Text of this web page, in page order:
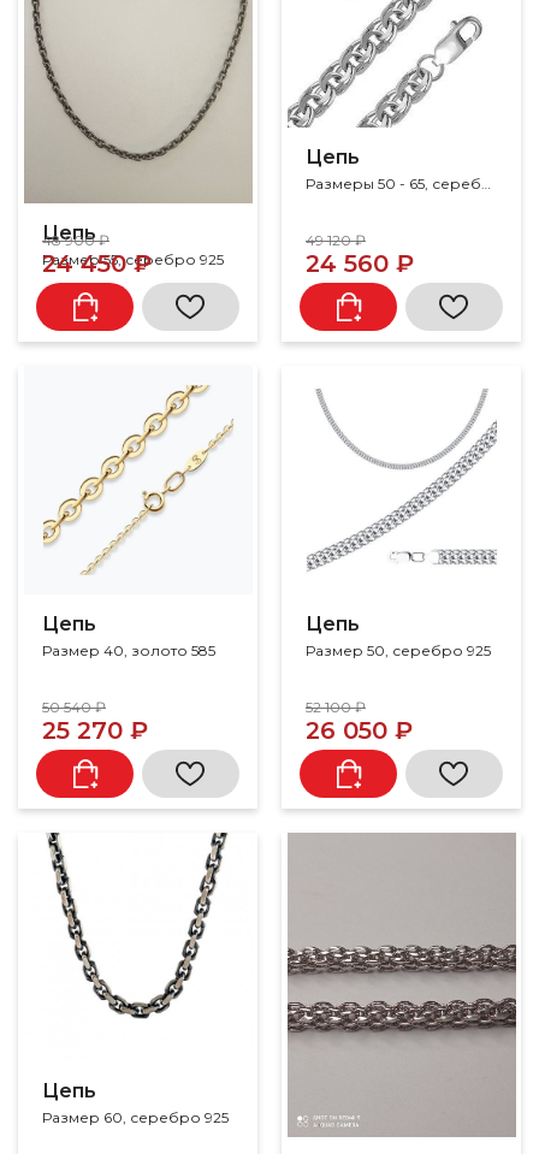
Цепь
Размер 55, серебро 925
48 900 ₽
24 450 ₽
Цепь
Размеры 50 - 65, серебро 925
49 120 ₽
24 560 ₽
Цепь
Размер 40, золото 585
50 540 ₽
25 270 ₽
Цепь
Размер 50, серебро 925
52 100 ₽
26 050 ₽
Цепь
Размер 60, серебро 925